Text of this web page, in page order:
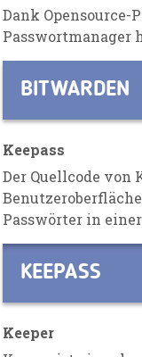
Dank Opensource-P
Passwortmanager
BITWARDEN
Keepass
Der Quellcode von
Benutzeroberfläche
Passwörter in
KEEPASS
Keeper